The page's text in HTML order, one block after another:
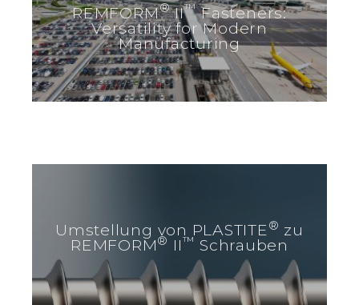
REMFORM®II™Fasteners:
Versatility for Modern
Manufacturing
Umstellung von PLASTITE® zu
REMFORM® II™ Schrauben